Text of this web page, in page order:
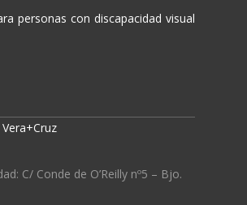
personas con discapacidad visual
C/ Conde de O’Reilly nº5 – Bjo.